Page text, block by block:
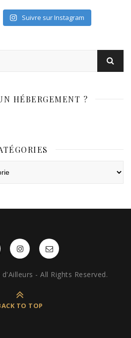
Suivre sur Instagram
HÉBERGEMENT ?
- All Rights Reserved.
TO TOP